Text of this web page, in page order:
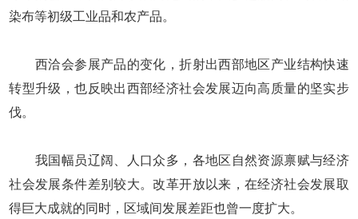
染布等初级工业品和农产品。
西洽会参展产品的变化，折射出西部地区产业结构快速
转型升级，也反映出西部经济社会发展迈向高质量的坚实步
伐。
我国幅员辽阔、人口众多，各地区自然资源禀赋与经济
社会发展条件差别较大。改革开放以来，在经济社会发展取
得巨大成就的同时，区域间发展差距也曾一度扩大。